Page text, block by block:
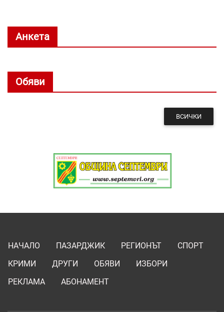
Анкета
Обяви
ВСИЧКИ
НАЧАЛО ПАЗАРДЖИК РЕГИОНЪТ
СПОРТ
КРИМИ
ДРУГИ ОБЯВИ
ИЗБОРИ
РЕКЛАМА
АБОНАМЕНТ